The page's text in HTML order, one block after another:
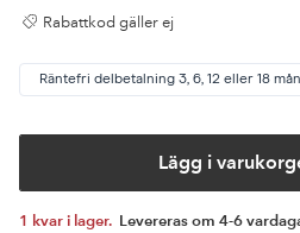
Rabattkod gäller ej
Räntefri delbetalning 3, 6, 12 eller 18
Lägg i
1 kvar i lager. Levereras om 4-6